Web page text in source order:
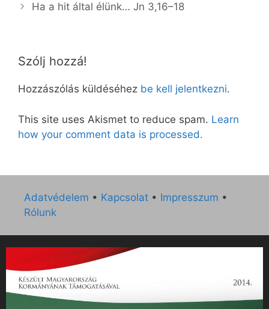
Ha a hit által élünk… Jn 3,16–18
Szólj hozzá!
Hozzászólás küldéséhez be kell jelentkezni.
This site uses Akismet to reduce spam. Learn
how your comment data is processed.
Adatvédelem • Kapcsolat • Impresszum •
Rólunk